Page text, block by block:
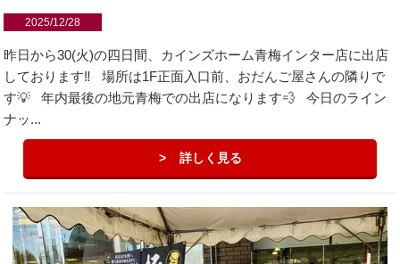
2025/12/28
昨日から30(火)の四日間、カインズホーム青梅インター店に出店
しております‼️ 場所は1F正面入口前、おだんご屋さんの隣りで
す💡 年内最後の地元青梅での出店になります💨 今日のライン
ナッ...
詳しく見る